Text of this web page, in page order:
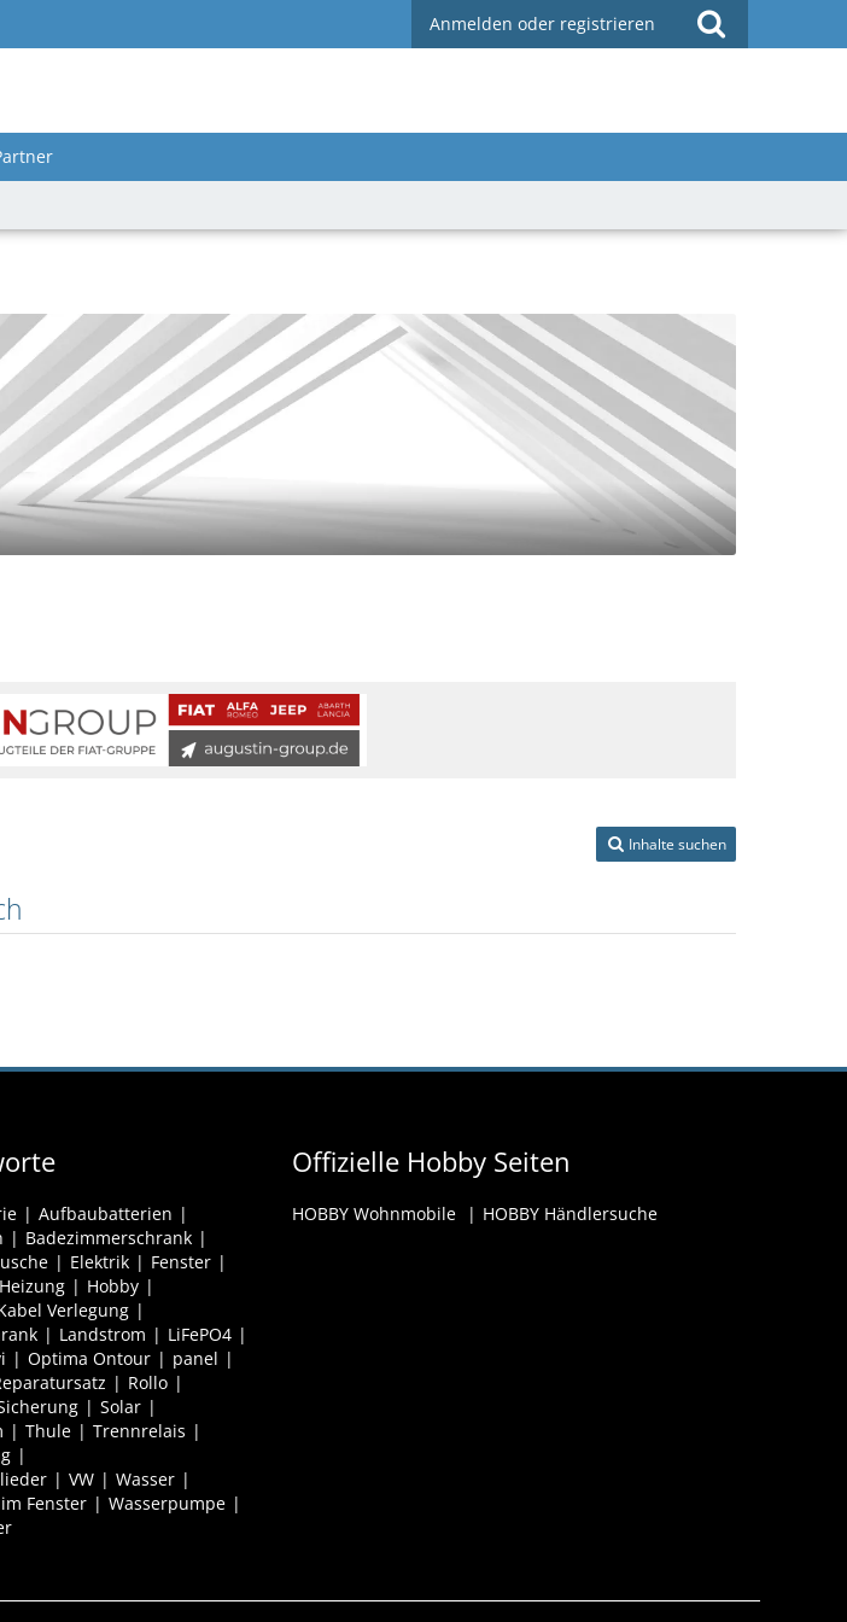
Anmelden oder registrieren
Inhalte suchen
Aufbaubatterien
Badezimmerschrank
Elektrik
Fenster
Heizung
Hobby
Verlegung
Landstrom
LiFePO4
Optima Ontour
panel
Rollo
Solar
Thule
Trennrelais
VW
Wasser
Fenster
Wasserpumpe
Offizielle Hobby Seiten
HOBBY Wohnmobile HOBBY Händlersuche